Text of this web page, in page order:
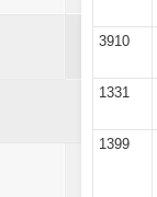
3910
1331
1399